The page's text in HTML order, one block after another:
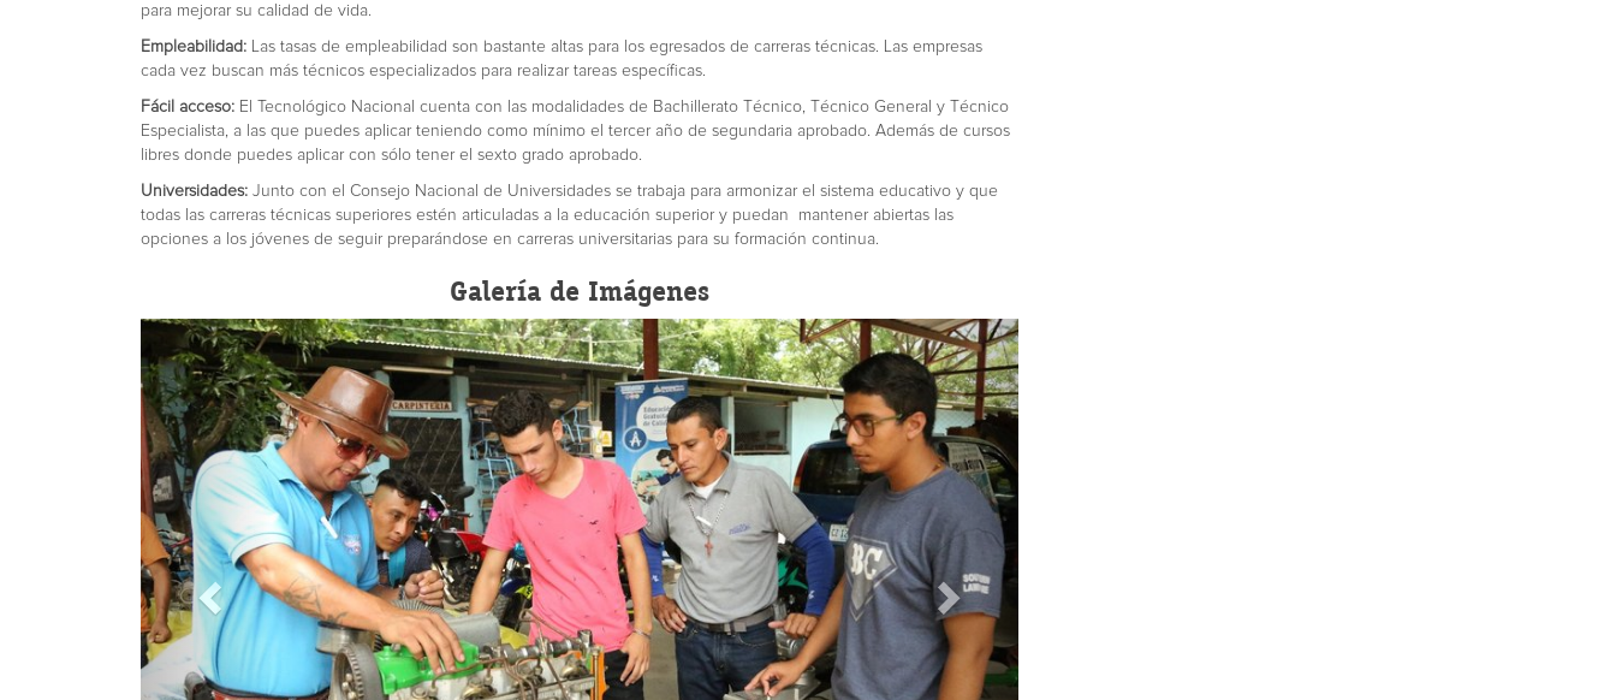
para mejorar su calidad de vida.
Empleabilidad: Las tasas de empleabilidad son bastante altas para los egresados de carreras técnicas. Las empresas
cada vez buscan más técnicos especializados para realizar tareas específicas.
Fácil acceso: El Tecnológico Nacional cuenta con las modalidades de Bachillerato Técnico, Técnico General y Técnico
Especialista, a las que puedes aplicar teniendo como mínimo el tercer año de segundaria aprobado. Además de cursos
libres donde puedes aplicar con sólo tener el sexto grado aprobado.
Universidades: Junto con el Consejo Nacional de Universidades se trabaja para armonizar el sistema educativo y que
todas las carreras técnicas superiores estén articuladas a la educación superior y puedan mantener abiertas las
opciones a los jóvenes de seguir preparándose en carreras universitarias para su formación continua.
Galería de Imágenes